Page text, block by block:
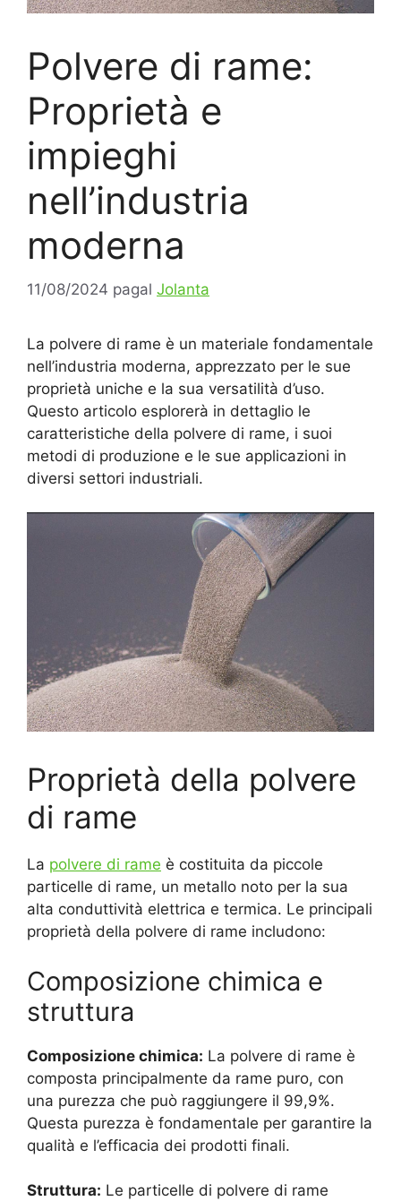
Polvere di rame:
Proprietà e
impieghi
nell’industria
moderna
11/08/2024 pagal Jolanta
La polvere di rame è un materiale fondamentale
nell’industria moderna, apprezzato per le sue
proprietà uniche e la sua versatilità d’uso.
Questo articolo esplorerà in dettaglio le
caratteristiche della polvere di rame, i suoi
metodi di produzione e le sue applicazioni in
diversi settori industriali.
Proprietà della polvere
di rame
La polvere di rame è costituita da piccole
particelle di rame, un metallo noto per la sua
alta conduttività elettrica e termica. Le principali
proprietà della polvere di rame includono:
Composizione chimica e
struttura
Composizione chimica: La polvere di rame è
composta principalmente da rame puro, con
una purezza che può raggiungere il 99,9%.
Questa purezza è fondamentale per garantire la
qualità e l’efficacia dei prodotti finali.
Struttura: Le particelle di polvere di rame